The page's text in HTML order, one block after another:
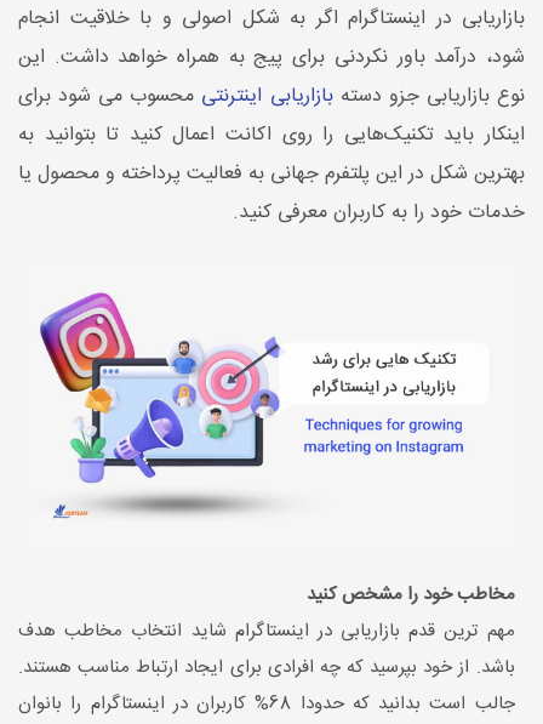
بازاریابی در اینستاگرام اگر به شکل اصولی و با خلاقیت انجام
شود، درآمد باور نکردنی برای پیج به همراه خواهد داشت. این
نوع بازاریابی جزو دستهبازاریابی اینترنتی محسوب می شود برای
اینکار باید تکنیک‌هایی را روی اکانت اعمال کنید تا بتوانید به
بهترین شکل در این پلتفرم جهانی به فعالیت پرداخته و محصول یا
خدمات خود را به کاربران معرفی کنید.
مخاطب خود را مشخص کنید
مهم ترین قدم بازاریابی در اینستاگرام شاید انتخاب مخاطب هدف
باشد. از خود بپرسید که چه افرادی برای ایجاد ارتباط مناسب هستند.
جالب است بدانید که حدودا 68% کاربران در اینستاگرام را بانوان